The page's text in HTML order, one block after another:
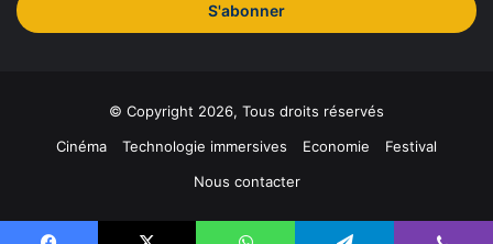
Email
© Copyright 2026, Tous droits réservés
Cinéma
Technologie immersives Economie
Festival
Nous contacter